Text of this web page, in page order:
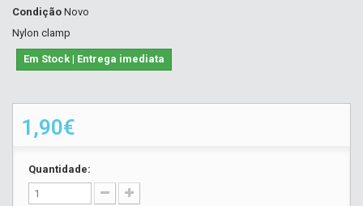
Condição Novo
Nylon clamp
Em Stock | Entrega imediata
1,90€
Quantidade: